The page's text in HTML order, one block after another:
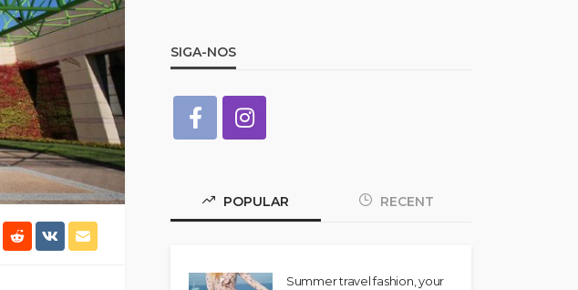
SIGA-NOS
POPULAR RECENT
Summer travel fashion, your